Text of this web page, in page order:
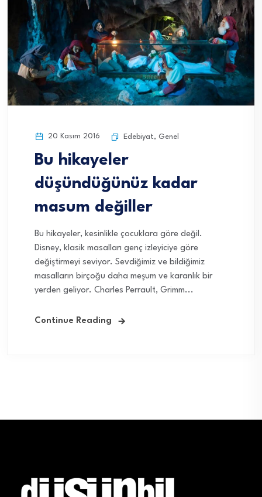
20 Kasım 2016 Edebiyat, Genel
Bu hikayeler
düşündüğünüz kadar
masum değiller
Bu hikayeler, kesinlikle çocuklara göre değil.
Disney, klasik masalları genç izleyiciye göre
değiştirmeyi seviyor. Sevdiğimiz ve bildiğimiz
masalların birçoğu daha meşum ve karanlık bir
yerden geliyor. Charles Perrault, Grimm...
Continue Reading